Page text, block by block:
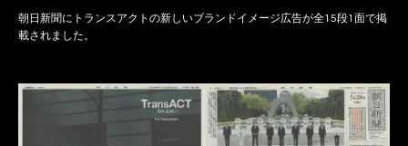
朝日新聞にトランスアクトの新しいブランドイメージ広告が全15段1面で掲
載されました。